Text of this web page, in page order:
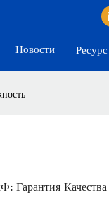
Новости Ресурс